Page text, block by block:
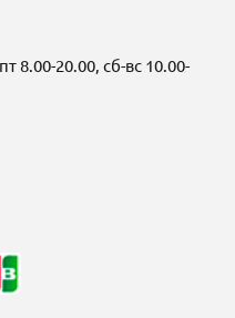
8.00-20.00, сб-вс 10.00-